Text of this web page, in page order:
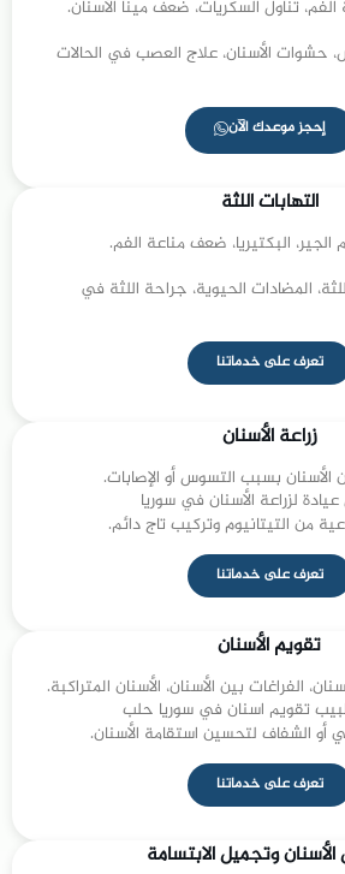
تناول السكريات، ضعف مينا الأسنان.
حشوات الأسنان، علاج العصب في الحالات
إحجز موعدك الآن
التهابات اللثة
الجير، البكتيريا، ضعف مناعة الفم.
المضادات الحيوية، جراحة اللثة في
تعرف على خدماتنا
زراعة الأسنان
الأسنان بسبب التسوس أو الإصابات.
من التيتانيوم وتركيب تاج دائم.
تعرف على خدماتنا
تقويم الأسنان
الفراغات بين الأسنان، الأسنان المتراكبة.
أو الشفاف لتحسين استقامة الأسنان.
تعرف على خدماتنا
وتجميل الابتسامة